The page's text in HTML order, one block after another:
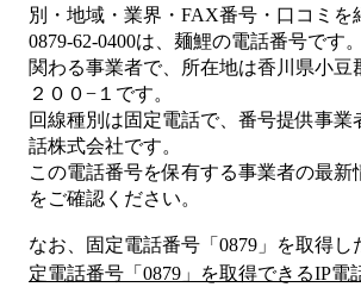
別・地域・業界・FAX番号・口コミを
0879-62-0400は、 麺鯉の電話番号です。
関わる事業者で、所在地は香川県小豆
２００−１ です。
回線種別は固定電話で、番号提供事業
話株式会社です。
この電話番号を保有する事業者の最新
をご確認ください。
なお、固定電話番号「 0879 」を取得し
定電話番号「 0879 」を取得できるIP電